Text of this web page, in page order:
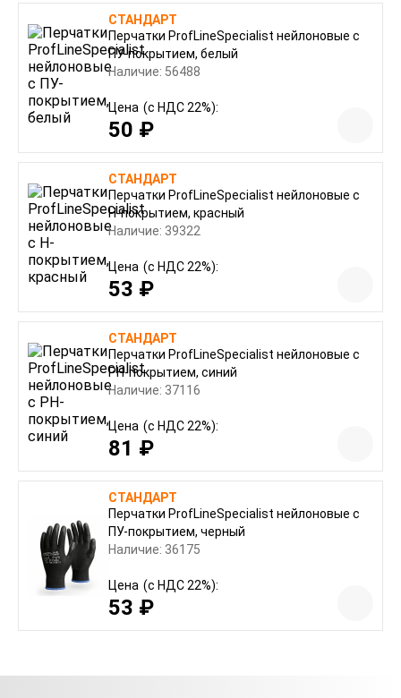
СТАНДАРТ
Перчатки ProfLineSpecialist нейлоновые с
ПУ-покрытием, белый
Наличие: 56488
Цена (с НДС 22%):
50 ₽
СТАНДАРТ
Перчатки ProfLineSpecialist нейлоновые с
Н-покрытием, красный
Наличие: 39322
Цена (с НДС 22%):
53 ₽
СТАНДАРТ
Перчатки ProfLineSpecialist нейлоновые с
РН-покрытием, синий
Наличие: 37116
Цена (с НДС 22%):
81 ₽
СТАНДАРТ
Перчатки ProfLineSpecialist нейлоновые с
ПУ-покрытием, черный
Наличие: 36175
Цена (с НДС 22%):
53 ₽